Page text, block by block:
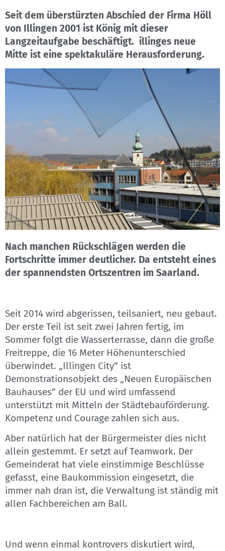
Seit dem überstürzten Abschied der Firma Höll
von Illingen 2001 ist König mit dieser
Langzeitaufgabe beschäftigt. illinges neue
Mitte ist eine spektakuläre Herausforderung.
Nach manchen Rückschlägen werden die
Fortschritte immer deutlicher. Da entsteht eines
der spannendsten Ortszentren im Saarland.
Seit 2014 wird abgerissen, teilsaniert, neu gebaut.
Der erste Teil ist seit zwei Jahren fertig, im
Sommer folgt die Wasserterrasse, dann die große
Freitreppe, die 16 Meter Höhenunterschied
überwindet. „Illingen City“ ist
Demonstrationsobjekt des „Neuen Europäischen
Bauhauses“ der EU und wird umfassend
unterstützt mit Mitteln der Städtebauförderung.
Kompetenz und Courage zahlen sich aus.
Aber natürlich hat der Bürgermeister dies nicht
allein gestemmt. Er setzt auf Teamwork. Der
Gemeinderat hat viele einstimmige Beschlüsse
gefasst, eine Baukommission eingesetzt, die
immer nah dran ist, die Verwaltung ist ständig mit
allen Fachbereichen am Ball.
Und wenn einmal kontrovers diskutiert wird,